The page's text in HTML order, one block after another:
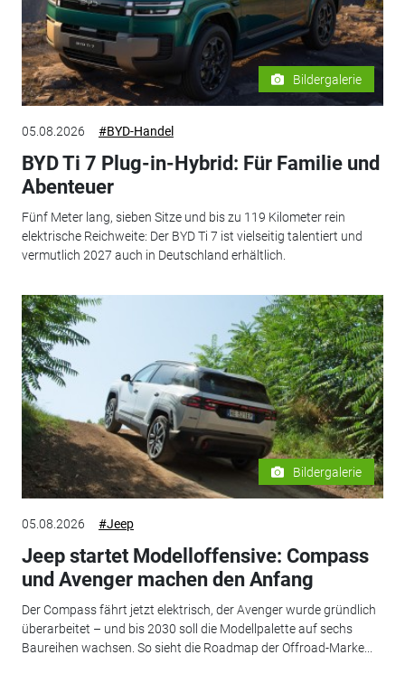
Bildergalerie
05.08.2026 #BYD-Handel
BYD Ti 7 Plug-in-Hybrid: Für Familie und
Abenteuer
Fünf Meter lang, sieben Sitze und bis zu 119 Kilometer rein
elektrische Reichweite: Der BYD Ti 7 ist vielseitig talentiert und
vermutlich 2027 auch in Deutschland erhältlich.
Bildergalerie
05.08.2026 #Jeep
Jeep startet Modelloffensive: Compass
und Avenger machen den Anfang
Der Compass fährt jetzt elektrisch, der Avenger wurde gründlich
überarbeitet – und bis 2030 soll die Modellpalette auf sechs
Baureihen wachsen. So sieht die Roadmap der Offroad-Marke...